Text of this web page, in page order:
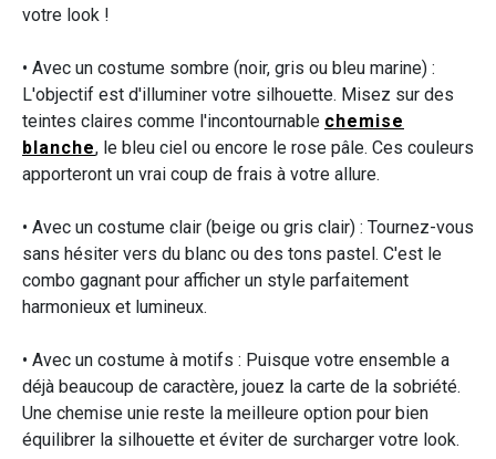
votre look !
• Avec un costume sombre (noir, gris ou bleu marine) :
L'objectif est d'illuminer votre silhouette. Misez sur des
teintes claires comme l'incontournable chemise
blanche, le bleu ciel ou encore le rose pâle. Ces couleurs
apporteront un vrai coup de frais à votre allure.
• Avec un costume clair (beige ou gris clair) : Tournez-vous
sans hésiter vers du blanc ou des tons pastel. C'est le
combo gagnant pour afficher un style parfaitement
harmonieux et lumineux.
• Avec un costume à motifs : Puisque votre ensemble a
déjà beaucoup de caractère, jouez la carte de la sobriété.
Une chemise unie reste la meilleure option pour bien
équilibrer la silhouette et éviter de surcharger votre look.